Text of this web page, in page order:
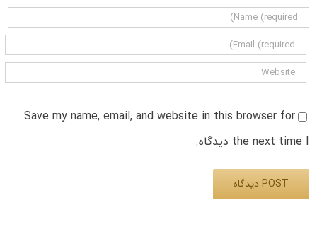
Save my name, email, and website in this browser for
the next time I دیدگاه.